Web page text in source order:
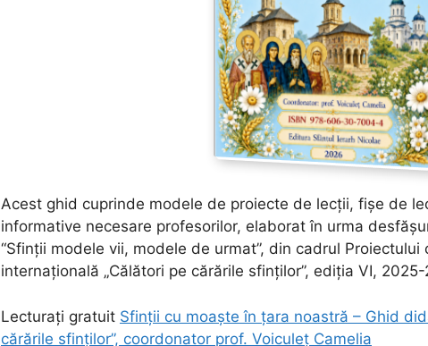
Acest ghid cuprinde modele de proiecte de lecții, fișe de
informative necesare profesorilor, elaborat în urma
“Sfinții modele vii, modele de urmat”, din cadrul
internațională „Călători pe cărările sfinților”, ediția VI,
Lecturați gratuit Sfinții cu moaște în țara noastră – Ghid
cărările sfinților”, coordonator prof. Voiculeț Camelia